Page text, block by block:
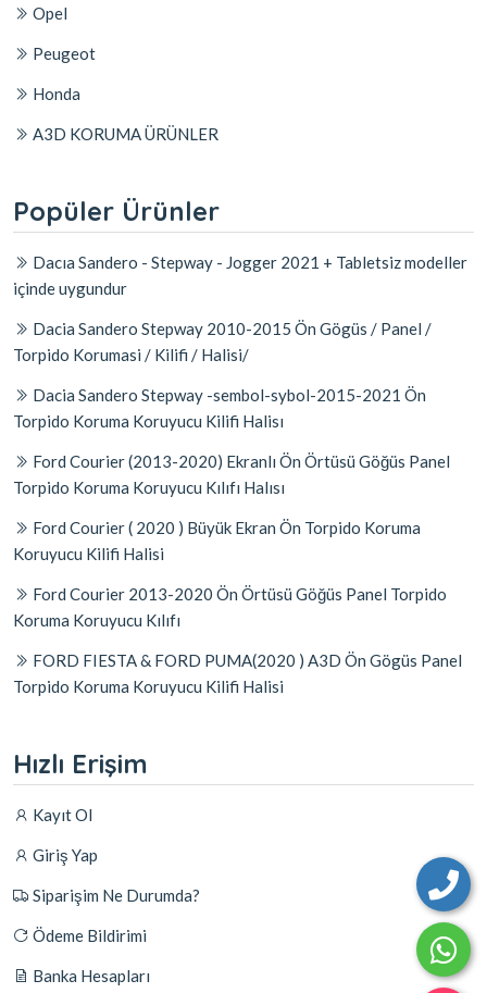
Opel
Peugeot
Honda
A3D KORUMA ÜRÜNLER
Popüler Ürünler
Dacıa Sandero - Stepway - Jogger 2021 + Tabletsiz modeller
içinde uygundur
Dacia Sandero Stepway 2010-2015 Ön Gögüs / Panel /
Torpido Korumasi / Kilifi / Halisi/
Dacia Sandero Stepway -sembol-sybol-2015-2021 Ön
Torpido Koruma Koruyucu Kilifi Halisı
Ford Courier (2013-2020) Ekranlı Ön Örtüsü Göğüs Panel
Torpido Koruma Koruyucu Kılıfı Halısı
Ford Courier ( 2020 ) Büyük Ekran Ön Torpido Koruma
Koruyucu Kilifi Halisi
Ford Courier 2013-2020 Ön Örtüsü Göğüs Panel Torpido
Koruma Koruyucu Kılıfı
FORD FIESTA & FORD PUMA(2020 ) A3D Ön Gögüs Panel
Torpido Koruma Koruyucu Kilifi Halisi
Hızlı Erişim
Kayıt Ol
Giriş Yap
Siparişim Ne Durumda?
Ödeme Bildirimi
Banka Hesapları